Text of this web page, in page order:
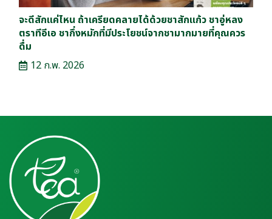
จะดีสักแค่ไหน ถ้าเครียดคลายได้ด้วยชาสักแก้ว ชาอู่หลง
ตราทีอีเอ ชากึ่งหมักที่มีประโยชน์จากชามากมายที่คุณควร
ดื่ม
12 ก.พ. 2026